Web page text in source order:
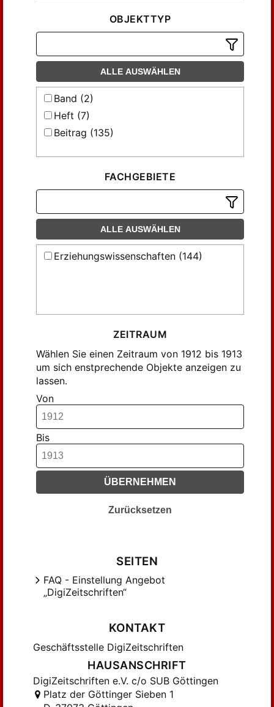
OBJEKTTYP
ALLE AUSWÄHLEN
Band (2)
Heft (7)
Beitrag (135)
FACHGEBIETE
ALLE AUSWÄHLEN
Erziehungswissenschaften (144)
ZEITRAUM
Wählen Sie einen Zeitraum von 1912 bis 1913
um sich enstprechende Objekte anzeigen zu
lassen.
Von
Bis
ÜBERNEHMEN
Zurücksetzen
SEITEN
FAQ - Einstellung Angebot
„DigiZeitschriften“
KONTAKT
Geschäftsstelle DigiZeitschriften
HAUSANSCHRIFT
DigiZeitschriften e.V. c/o SUB Göttingen
Platz der Göttinger Sieben 1